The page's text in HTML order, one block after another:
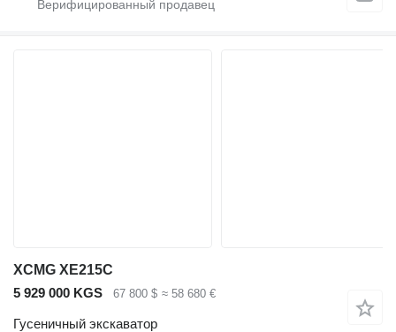
XCMG XE215C
5 929 000 KGS
67 800 $ ≈ 58 680 €
Гусеничный экскаватор